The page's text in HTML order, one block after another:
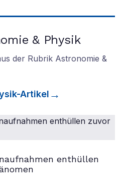
& Physik
der Rubrik Astronomie &
-Artikel
enthüllen